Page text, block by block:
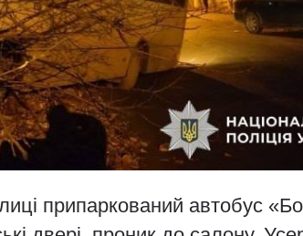
припаркований автобус